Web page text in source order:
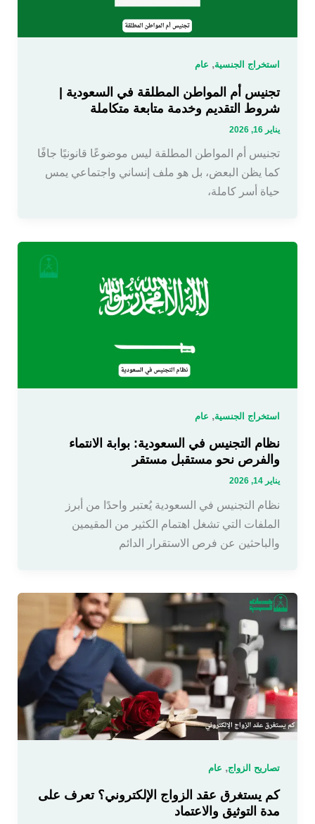
استخراج الجنسية, عام
تجنيس أم المواطن المطلقة في السعودية |
شروط التقديم وخدمة متابعة متكاملة
يناير 16, 2026
تجنيس أم المواطن المطلقة ليس موضوعًا قانونيًا جافًا
كما يظن البعض، بل هو ملف إنساني واجتماعي يمس
حياة أسر كاملة،
استخراج الجنسية, عام
نظام التجنيس في السعودية: بوابة الانتماء
والفرص نحو مستقبل مستقر
يناير 14, 2026
نظام التجنيس في السعودية يُعتبر واحدًا من أبرز
الملفات التي تشغل اهتمام الكثير من المقيمين
والباحثين عن فرص الاستقرار الدائم
تصاريح الزواج عام
كم يستغرق عقد الزواج الإلكتروني؟ تعرف على
مدة التوثيق والاعتماد